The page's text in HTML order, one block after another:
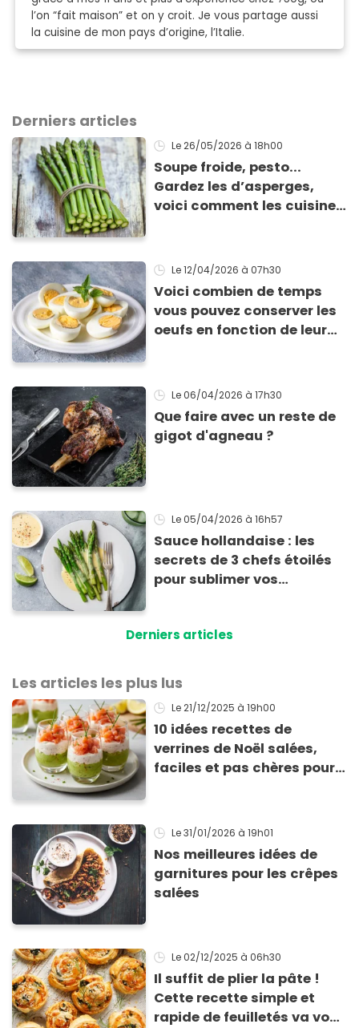
l’on “fait maison” et on y croit. Je vous partage aussi
la cuisine de mon pays d’origine, l’Italie.
Derniers articles
Le 26/05/2026 à 18h00
Soupe froide, pesto...
Gardez les d’asperges,
voici comment les cuisiner
Le 12/04/2026 à 07h30
Voici combien de temps
vous pouvez conserver les
oeufs en fonction de leur
Le 06/04/2026 à 17h30
Que faire avec un reste de
gigot d'agneau ?
Le 05/04/2026 à 16h57
Sauce hollandaise : les
secrets de 3 chefs étoilés
pour sublimer vos
Derniers articles
Les articles les plus lus
Le 21/12/2025 à 19h00
10 idées recettes de
verrines de Noël salées,
faciles et pas chères pour
Le 31/01/2026 à 19h01
Nos meilleures idées de
garnitures pour les crêpes
salées
Le 02/12/2025 à 06h30
Il suffit de plier la pâte !
Cette recette simple et
rapide de feuilletés va vous